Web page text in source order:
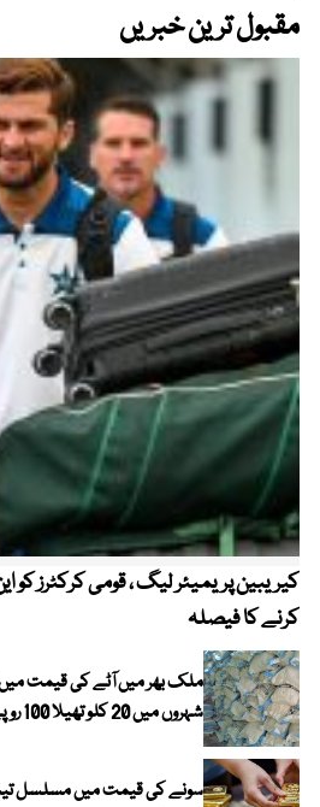
مقبول ترین خبریں
کرنے کا فیصلہ
ملک بھر میں آٹے کی قیمت
شہروں میں 20 کلو تھیلا 100 روپے تک مہنگا
سونے کی قیمت میں مسلسل